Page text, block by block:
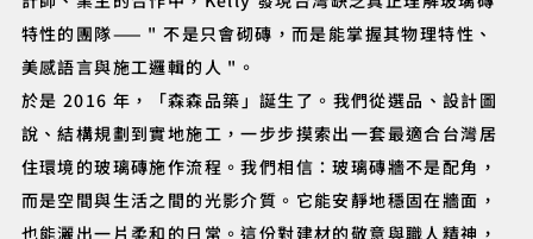
特性的團隊—— " 不是只會砌磚，而是能掌握其物理特性、
美感語言與施工邏輯的人 "。
於是 2016 年，「森森品築」誕生了。我們從選品、設計圖
說、結構規劃到實地施工，一步步摸索出一套最適合台灣居
住環境的玻璃磚施作流程。我們相信：玻璃磚牆不是配角，
而是空間與生活之間的光影介質。它能安靜地穩固在牆面，
也能灑出一片柔和的日常。這份對建材的敬意與職人精神，